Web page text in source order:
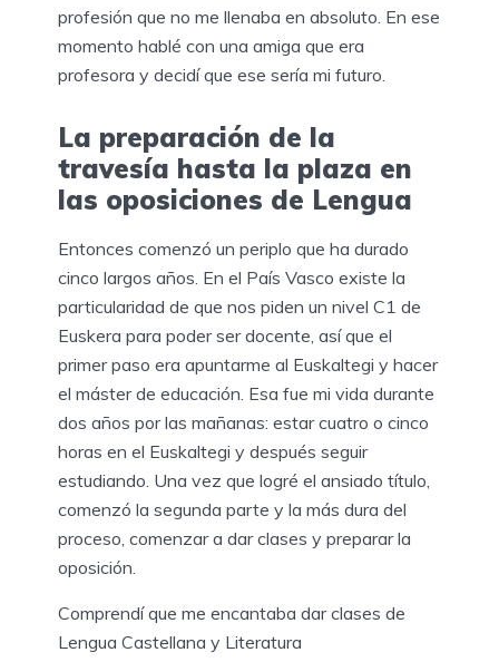
profesión que no me llenaba en absoluto. En ese
momento hablé con una amiga que era
profesora y decidí que ese sería mi futuro.
La preparación de la
travesía hasta la plaza en
las oposiciones de Lengua
Entonces comenzó un periplo que ha durado
cinco largos años. En el País Vasco existe la
particularidad de que nos piden un nivel C1 de
Euskera para poder ser docente, así que el
primer paso era apuntarme al Euskaltegi y hacer
el máster de educación. Esa fue mi vida durante
dos años por las mañanas: estar cuatro o cinco
horas en el Euskaltegi y después seguir
estudiando. Una vez que logré el ansiado título,
comenzó la segunda parte y la más dura del
proceso, comenzar a dar clases y preparar la
oposición.
Comprendí que me encantaba dar clases de
Lengua Castellana y Literatura